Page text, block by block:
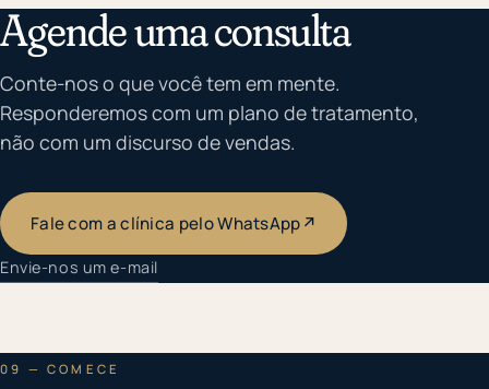
Agende uma consulta
Conte-nos o que você tem em mente.
Responderemos com um plano de tratamento,
não com um discurso de vendas.
Fale com a clínica pelo WhatsApp↗
Envie-nos um e-mail
09 — COMECE